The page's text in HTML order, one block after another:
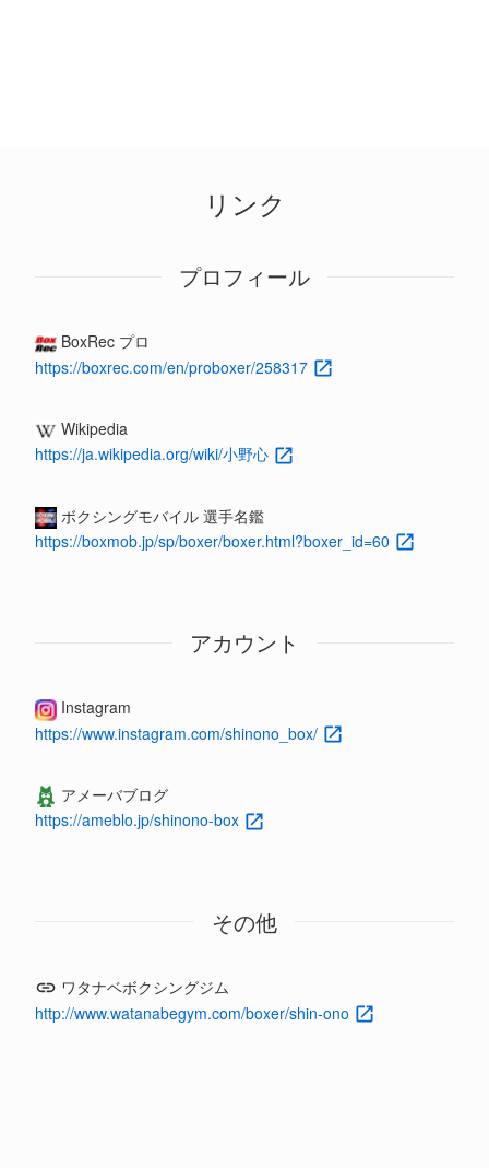
リンク
プロフィール
BoxRec プロ
https://boxrec.com/en/proboxer/258317
Wikipedia
https://ja.wikipedia.org/wiki/小野心
ボクシングモバイル 選手名鑑
https://boxmob.jp/sp/boxer/boxer.html?boxer_id=60
アカウント
Instagram
https://www.instagram.com/shinono_box/
アメーバブログ
https://ameblo.jp/shinono-box
その他
ワタナベボクシングジム
http://www.watanabegym.com/boxer/shin-ono